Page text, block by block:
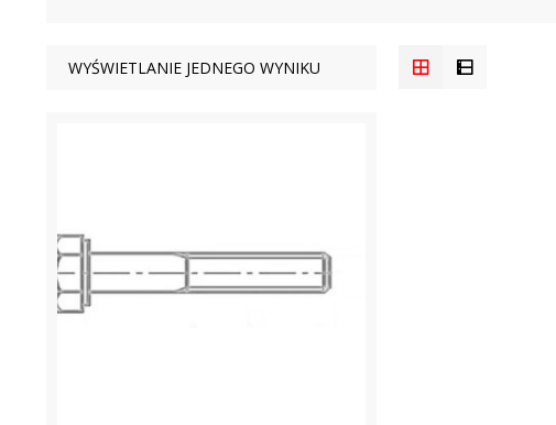
WYŚWIETLANIE JEDNEGO WYNIKU